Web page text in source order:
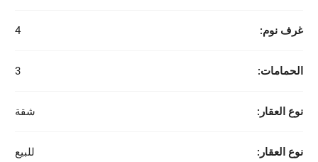
غرف نوم: 4
الحمامات: 3
نوع العقار: شقة
نوع العقار: للبيع